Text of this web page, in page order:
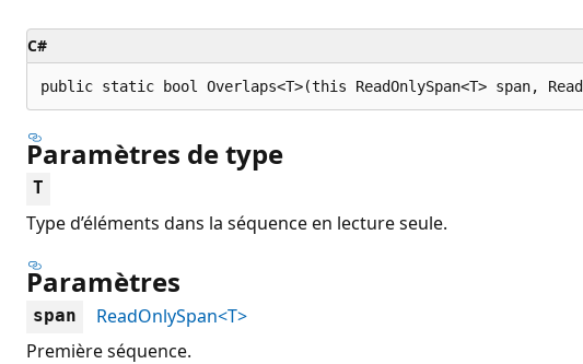
C#
public static bool Overlaps<T>(this ReadOnlySpan<T> span,
Paramètres de type
T
Type d’éléments dans la séquence en lecture seule.
Paramètres
span
ReadOnlySpan<T>
Première séquence.